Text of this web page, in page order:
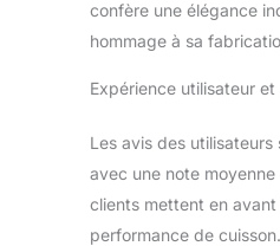
confère une élégance
hommage à sa
Expérience utilisateur et
Les avis des
avec une note
clients mettent en
performance de